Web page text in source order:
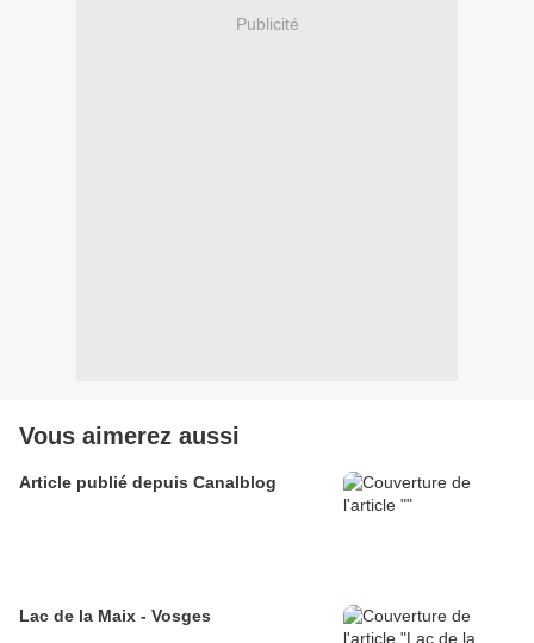
Publicité
Vous aimerez aussi
Article publié depuis Canalblog
Lac de la Maix - Vosges